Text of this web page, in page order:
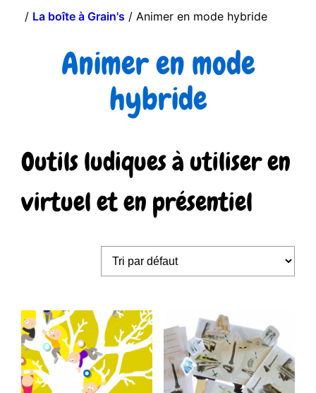
/ La boîte à Grain's / Animer en mode hybride
Animer en mode
hybride
Outils ludiques à utiliser en
virtuel et en présentiel